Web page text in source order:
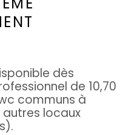
dès
de 10,70
communs à
locaux